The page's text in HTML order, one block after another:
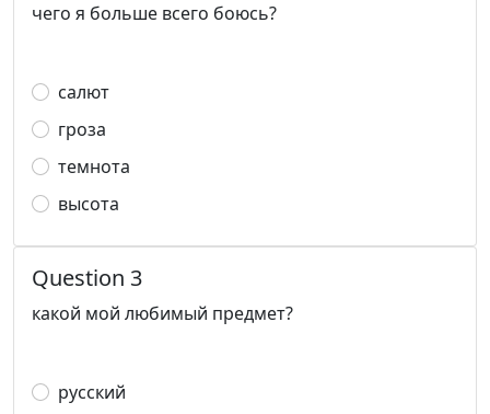
чего я больше всего боюсь?
салют
гроза
темнота
высота
Question 3
какой мой любимый предмет?
русский